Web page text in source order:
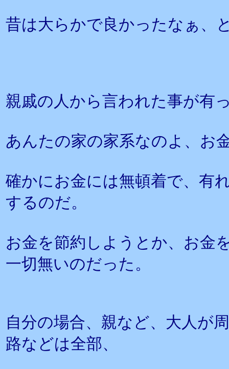
昔は大らかで良かったなぁ、
親戚の人から言われた事が有
あんたの家の家系なのよ、お
確かにお金には無頓着で、有
するのだ。
お金を節約しようとか、お金
一切無いのだった。
自分の場合、親など、大人が
路などは全部、